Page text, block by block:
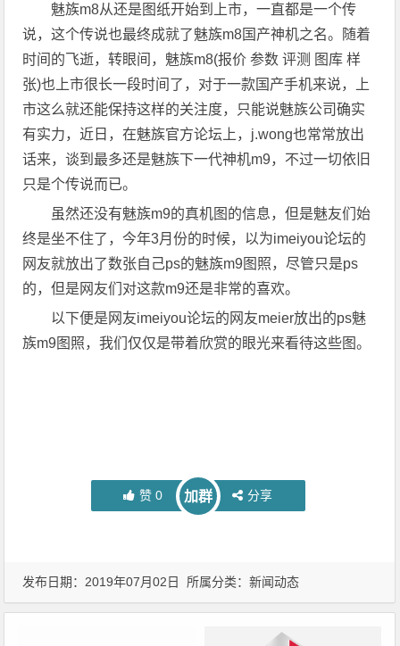
魅族m8从还是图纸开始到上市，一直都是一个传
说，这个传说也最终成就了魅族m8国产神机之名。随着
时间的飞逝，转眼间，魅族m8(报价 参数 评测 图库 样
张)也上市很长一段时间了，对于一款国产手机来说，上
市这么就还能保持这样的关注度，只能说魅族公司确实
有实力，近日，在魅族官方论坛上，j.wong也常常放出
话来，谈到最多还是魅族下一代神机m9，不过一切依旧
只是个传说而已。
虽然还没有魅族m9的真机图的信息，但是魅友们始
终是坐不住了，今年3月份的时候，以为imeiyou论坛的
网友就放出了数张自己ps的魅族m9图照，尽管只是ps
的，但是网友们对这款m9还是非常的喜欢。
以下便是网友imeiyou论坛的网友meier放出的ps魅
族m9图照，我们仅仅是带着欣赏的眼光来看待这些图。
赞 0 加群 分享
发布日期：2019年07月02日 所属分类：新闻动态